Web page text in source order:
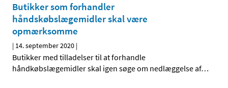
Butikker som forhandler
håndskøbslægemidler skal være
opmærksomme
| 14. september 2020 |
Butikker med tilladelser til at forhandle
håndkøbslægemidler skal igen søge om nedlæggelse af…